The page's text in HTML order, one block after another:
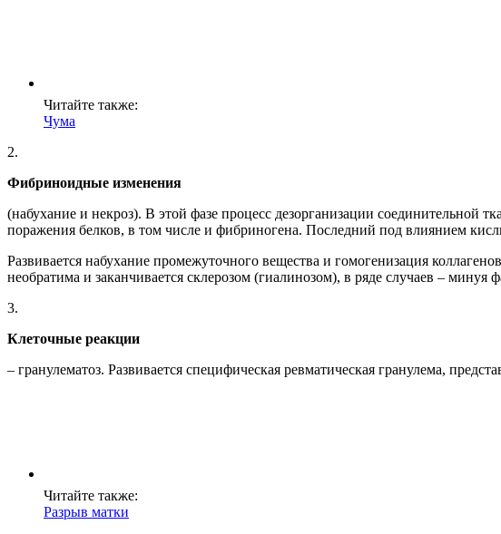
Читайте также:
Чума
2.
Фибриноидные изменения
(набухание и некроз). В этой фазе процесс дезорганизации соединительной
поражения белков, в том числе и фибриногена. Последний под влиянием
Развивается набухание промежуточного вещества и гомогенизация
необратима и заканчивается склерозом (гиалинозом), в ряде случаев – минуя
3.
Клеточные реакции
– гранулематоз. Развивается специфическая ревматическая гранулема,
Читайте также:
Разрыв матки